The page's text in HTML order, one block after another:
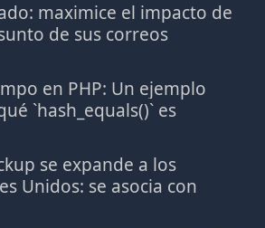
maximice el impacto de
de sus correos
en PHP: Un ejemplo
`hash_equals()` es
se expande a los
Unidos: se asocia con